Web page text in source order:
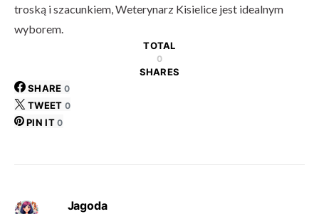
troską i szacunkiem, Weterynarz Kisielice jest idealnym
wyborem.
TOTAL
0
SHARES
SHARE 0
TWEET 0
PIN IT 0
Jagoda